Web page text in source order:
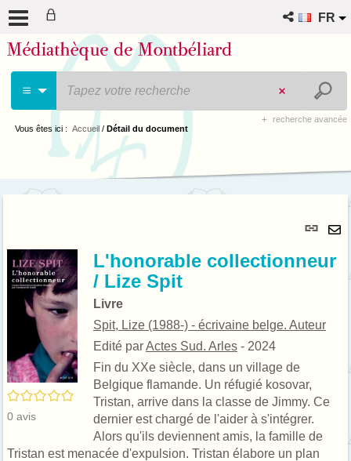
FR
recherche avancée
Vous êtes ici : Accueil / Détail du document
par
/5
0 avis
L'honorable collectionneur
/ Lize Spit
Livre
Spit, Lize (1988-) - écrivaine belge. Auteur
Edité parActes Sud. Arles - 2024
Fin du XXe siècle, dans un village de
Belgique flamande. Un réfugié kosovar,
Tristan, arrive dans la classe de Jimmy. Ce
dernier est chargé de l'aider à s'intégrer.
Alors qu'ils deviennent amis, la famille de
Tristan est menacée d'expulsion. Tristan élabore un plan